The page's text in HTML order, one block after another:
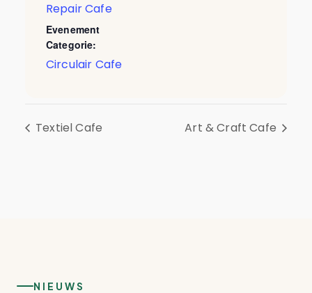
Repair Cafe
Evenement
Categorie:
Circulair Cafe
Textiel Cafe Art & Craft Cafe
NIEUWS